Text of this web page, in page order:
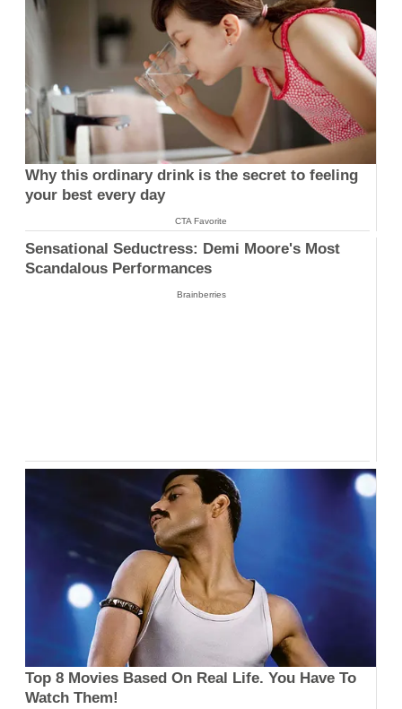
Why this ordinary drink is the secret to feeling
your best every day
CTA Favorite
Sensational Seductress: Demi Moore's Most
Scandalous Performances
Brainberries
Top 8 Movies Based On Real Life. You Have To
Watch Them!